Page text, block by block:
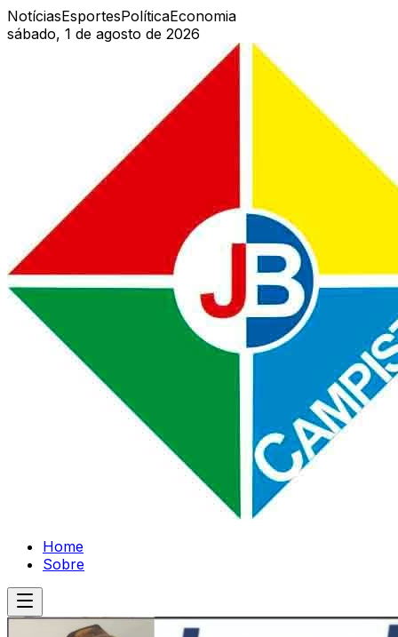
NotíciasEsportesPolíticaEconomia
sábado, 1 de agosto de 2026
Home
Sobre